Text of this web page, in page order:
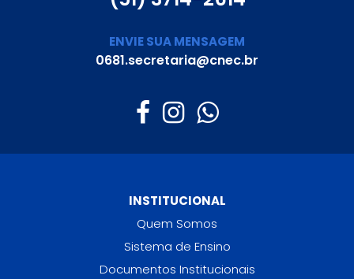
ENVIE SUA MENSAGEM
0681.secretaria@cnec.br
INSTITUCIONAL
Quem Somos
Sistema de Ensino
Documentos Institucionais